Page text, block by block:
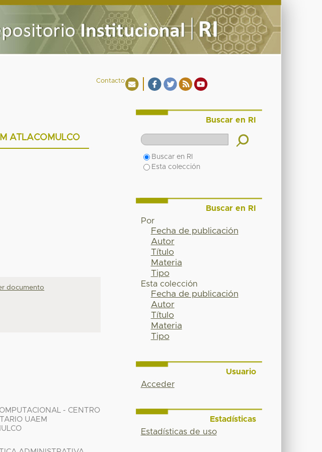
Contacto
ATLACOMULCO
documento
- CENTRO
UAEM
Buscar en RI
Buscar en RI
Esta colección
Buscar en RI
Por
Fecha de publicación
Autor
Título
Materia
Tipo
Esta colección
Fecha de publicación
Autor
Título
Materia
Tipo
Usuario
Acceder
Estadísticas
Estadísticas de uso